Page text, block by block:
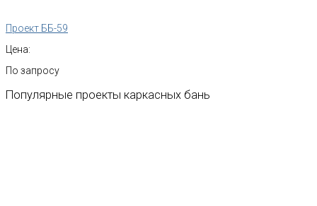
Проект ББ-59
Цена:
По запросу
Популярные проекты каркасных бань